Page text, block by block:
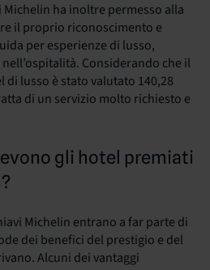
ha inoltre permesso alla
il proprio riconoscimento e
per esperienze di lusso,
Considerando che il
lusso è stato valutato 140,28
di un servizio molto richiesto e
gli hotel premiati
Michelin entrano a far parte di
dei benefici del prestigio e del
Alcuni dei vantaggi